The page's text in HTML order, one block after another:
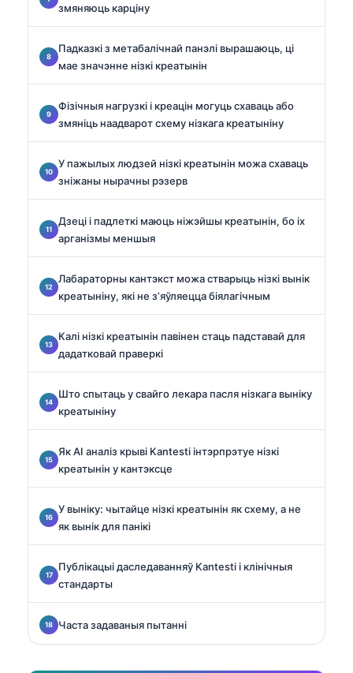
змяняюць карціну
Падказкі з метабалічнай панэлі вырашаюць, ці
мае значэнне нізкі креатынін
Фізічныя нагрузкі і креацін могуць схаваць або
змяніць наадварот схему нізкага креатыніну
У пажылых людзей нізкі креатынін можа схаваць
зніжаны нырачны рэзерв
Дзеці і падлеткі маюць ніжэйшы креатынін, бо іх
арганізмы меншыя
Лабараторны кантэкст можа стварыць нізкі вынік
креатыніну, які не з’яўляецца біялагічным
Калі нізкі креатынін павінен стаць падставай для
дадатковай праверкі
Што спытаць у свайго лекара пасля нізкага выніку
креатыніну
Як AI аналіз крыві Kantesti інтэрпрэтуе нізкі
креатынін у кантэксце
У выніку: чытайце нізкі креатынін як схему, а не
як вынік для панікі
Публікацыі даследаванняў Kantesti і клінічныя
стандарты
Часта задаваныя пытанні